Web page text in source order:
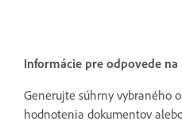
Informácie pre odpovede na
Generujte súhrny vybraného
hodnotenia dokumentov